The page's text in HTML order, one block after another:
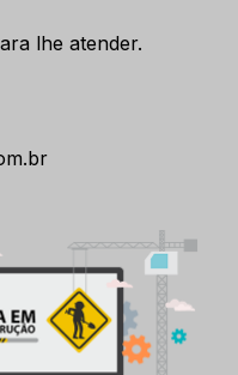
lhe atender.